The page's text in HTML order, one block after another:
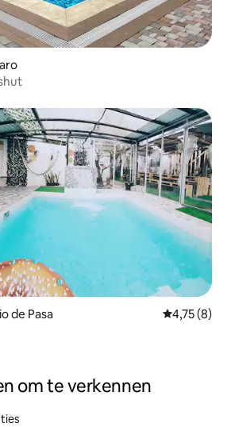
de Pasa
4,75 (8)
om te verkennen